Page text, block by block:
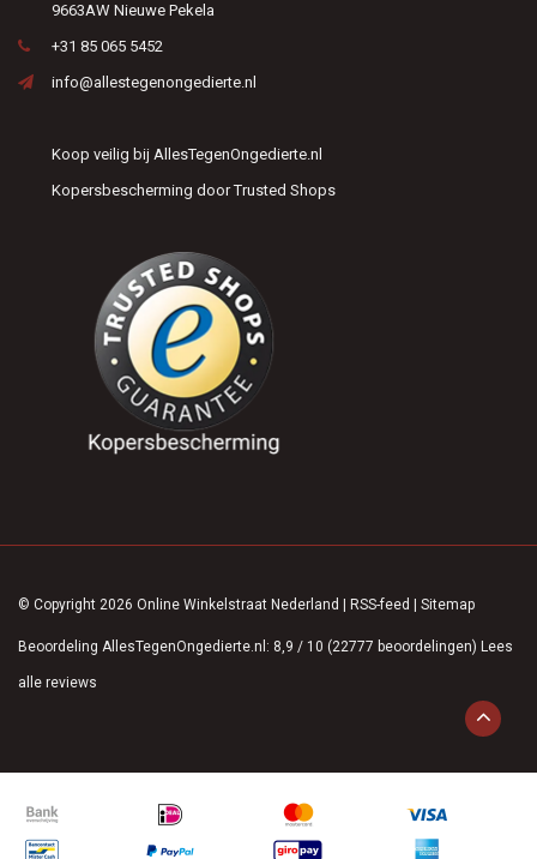
9663AW Nieuwe Pekela
+31 85 065 5452
info@allestegenongedierte.nl
Koop veilig bij AllesTegenOngedierte.nl
Kopersbescherming door Trusted Shops
© Copyright 2026 Online Winkelstraat Nederland RSS-feed Sitemap
Beoordeling AllesTegenOngedierte.nl : 8,9 / 10 (22777 beoordelingen) Lees
alle reviews